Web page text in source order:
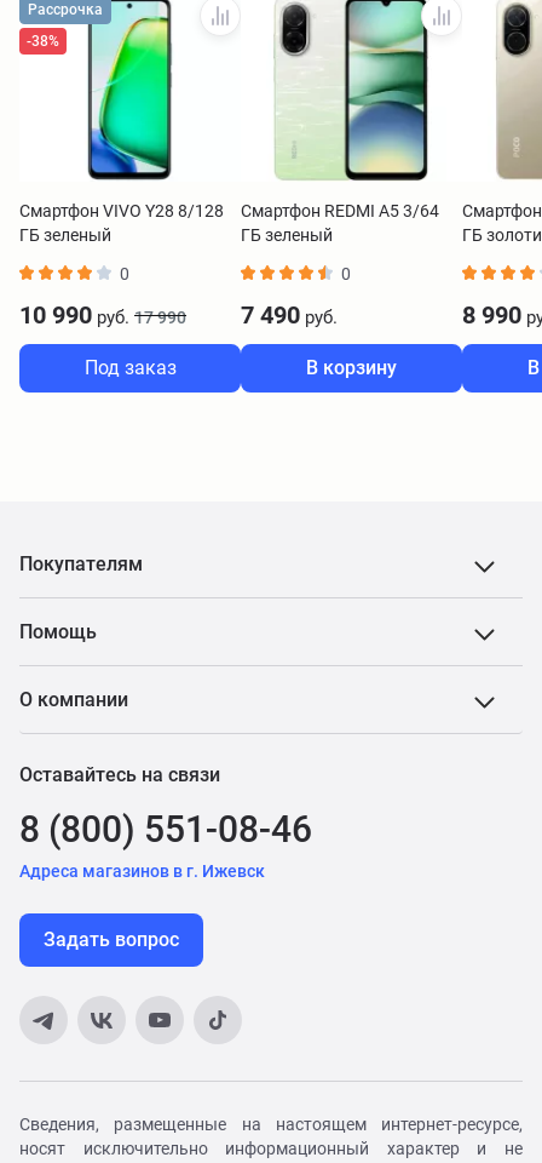
Рассрочка
-38%
Смартфон VIVO Y28 8/128
ГБ зеленый
0
10 990 руб. 17 990
Под заказ
Смартфон REDMI A5 3/64
ГБ зеленый
0
7 490 руб.
В корзину
ГБ
8 990
Покупателям
Помощь
О компании
Оставайтесь на связи
8 (800) 551-08-46
Адреса магазинов в г. Ижевск
Задать вопрос
Сведения, размещенные на настоящем интернет-ресурсе,
носят исключительно информационный характер и не